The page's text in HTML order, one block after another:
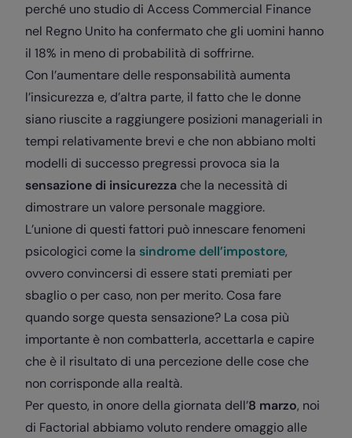
perché uno studio di Access Commercial Finance
nel Regno Unito ha confermato che gli uomini hanno
il 18% in meno di probabilità di soffrirne.
Con l’aumentare delle responsabilità aumenta
l’insicurezza e, d’altra parte, il fatto che le donne
siano riuscite a raggiungere posizioni manageriali in
tempi relativamente brevi e che non abbiano molti
modelli di successo pregressi provoca sia la
sensazione di insicurezza che la necessità di
dimostrare un valore personale maggiore.
L’unione di questi fattori può innescare fenomeni
psicologici come la sindrome dell’impostore,
ovvero convincersi di essere stati premiati per
sbaglio o per caso, non per merito. Cosa fare
quando sorge questa sensazione? La cosa più
importante è non combatterla, accettarla e capire
che è il risultato di una percezione delle cose che
non corrisponde alla realtà.
Per questo, in onore della giornata dell’8 marzo, noi
di Factorial abbiamo voluto rendere omaggio alle